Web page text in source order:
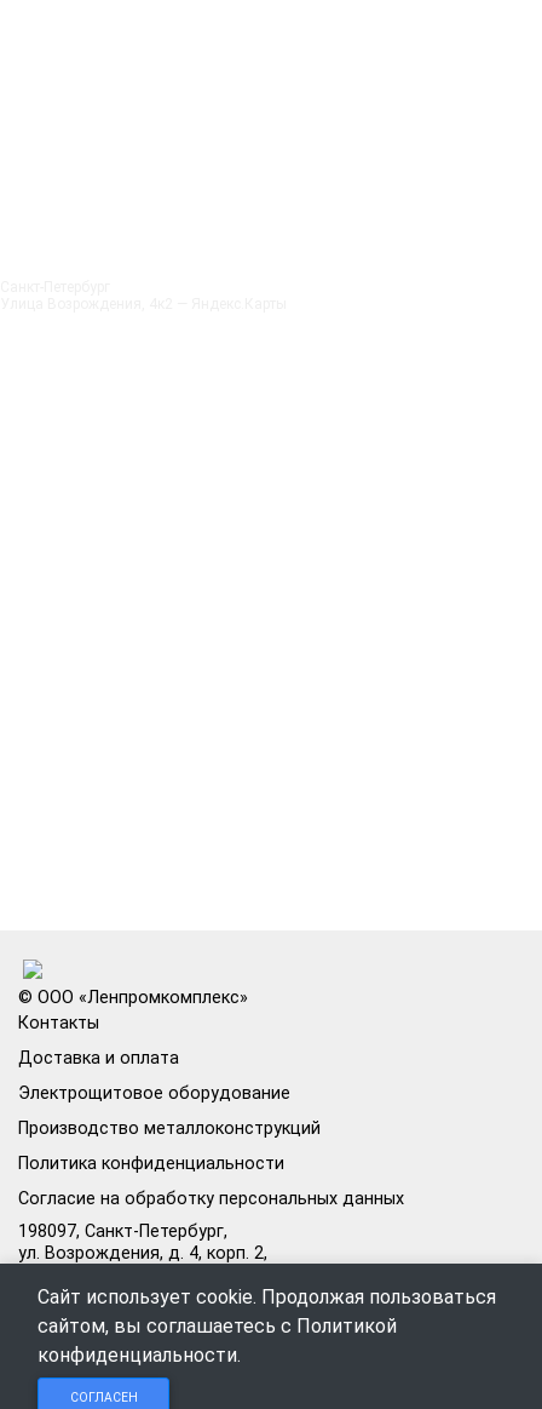
© ООО «Ленпромкомплекс»
Контакты
Доставка и оплата
Электрощитовое оборудование
Производство металлоконструкций
Политика конфиденциальности
Согласие на обработку персональных данных
198097, Санкт-Петербург,
ул. Возрождения, д. 4, корп. 2,
Режим работы офиса:
Пн–Пт: 09:00–18:00
+7 (812) 309-98-44
Сайт использует cookie. Продолжая пользоваться
сайтом, вы соглашаетесь с Политикой
конфиденциальности.
СОГЛАСЕН